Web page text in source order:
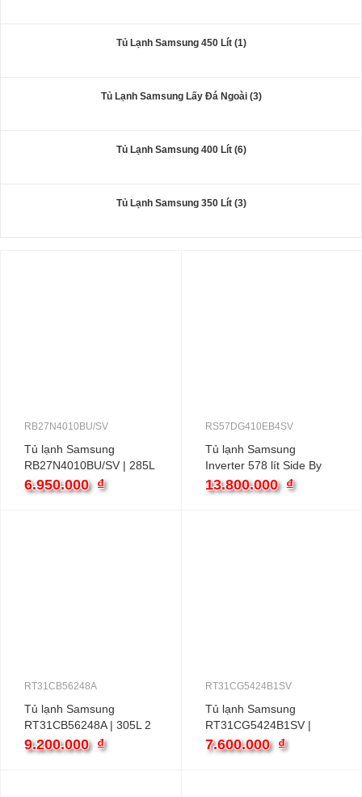
Tủ Lạnh Samsung 450 Lít (1)
Tủ Lạnh Samsung Lấy Đá Ngoài (3)
Tủ Lạnh Samsung 400 Lít (6)
Tủ Lạnh Samsung 350 Lít (3)
RB27N4010BU/SV
Tủ lạnh Samsung
RB27N4010BU/SV | 285L
2 cánh inverter
6.950.000 ₫
RS57DG410EB4SV
Tủ lạnh Samsung
Inverter 578 lít Side By
Side RS57DG410EB4SV
13.800.000 ₫
RT31CB56248A
Tủ lạnh Samsung
RT31CB56248A | 305L 2
cánh inverter
9.200.000 ₫
RT31CG5424B1SV
Tủ lạnh Samsung
RT31CG5424B1SV |
305L 2 cánh inverter
7.600.000 ₫